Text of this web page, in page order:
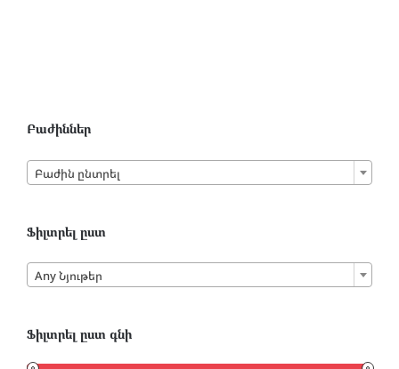
Բաժիններ
Բաժին ընտրել
Ֆիլտրել ըստ
Any Նյութեր
Ֆիլտրել ըստ գնի